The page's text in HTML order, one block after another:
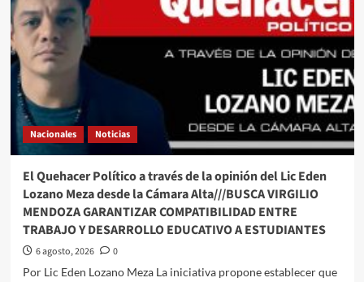
Nacionales Noticias
El Quehacer Político a través de la opinión del Lic Eden
Lozano Meza desde la Cámara Alta///BUSCA VIRGILIO
MENDOZA GARANTIZAR COMPATIBILIDAD ENTRE
TRABAJO Y DESARROLLO EDUCATIVO A ESTUDIANTES
6 agosto, 2026
0
Por Lic Eden Lozano Meza La iniciativa propone establecer que